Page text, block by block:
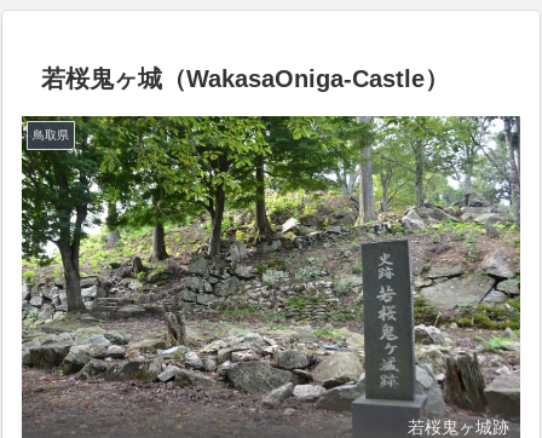
若桜鬼ヶ城（WakasaOniga-Castle）
鳥取県
若桜鬼ヶ城跡